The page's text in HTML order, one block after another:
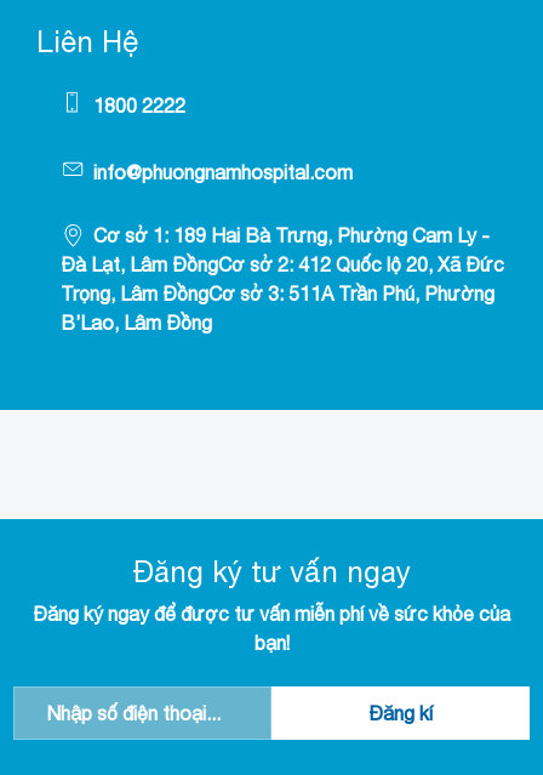
Liên Hệ
1800 2222
info@phuongnamhospital.com
Cơ sở 1: 189 Hai Bà Trưng, Phường Cam Ly -
Đà Lạt, Lâm ĐồngCơ sở 2: 412 Quốc lộ 20, Xã Đức
Trọng, Lâm ĐồngCơ sở 3: 511A Trần Phú, Phường
B’Lao, Lâm Đồng
Đăng ký tư vấn ngay
Đăng ký ngay để được tư vấn miễn phí về sức khỏe của
bạn!